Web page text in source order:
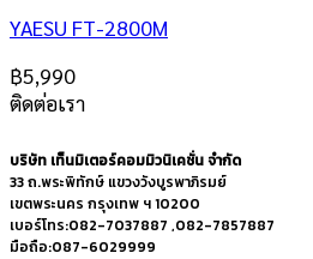
YAESU FT-2800M
฿5,990
ติดต่อเรา
บริษัท เท็นมิเตอร์คอมมิวนิเคชั่น จำกัด
33 ถ.พระพิทักษ์ แขวงวังบูรพาภิรมย์
เขตพระนคร กรุงเทพ ฯ 10200
เบอร์โทร:082-7037887 ,082-7857887
มือถือ:087-6029999